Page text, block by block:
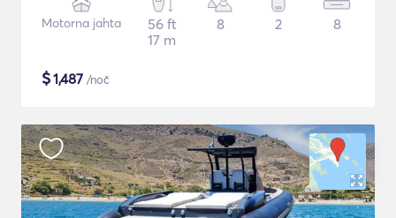
Motorna jahta
56 ft
17 m
8 2 8
$1,487 /noč